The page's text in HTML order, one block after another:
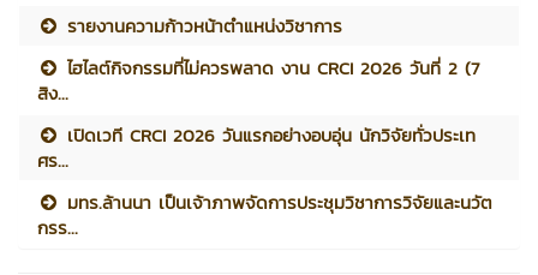
รายงานความก้าวหน้าตำแหน่งวิชาการ
ไฮไลต์กิจกรรมที่ไม่ควรพลาด งาน CRCI 2026 วันที่ 2 (7
สิง...
เปิดเวที CRCI 2026 วันแรกอย่างอบอุ่น นักวิจัยทั่วประเท
ศร...
มทร.ล้านนา เป็นเจ้าภาพจัดการประชุมวิชาการวิจัยและนวัต
กรร...